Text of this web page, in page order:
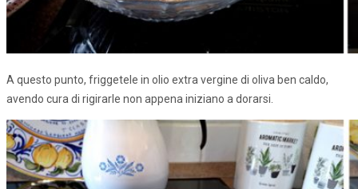
A questo punto, friggetele in olio extra vergine di oliva ben caldo,
avendo cura di rigirarle non appena iniziano a dorarsi.